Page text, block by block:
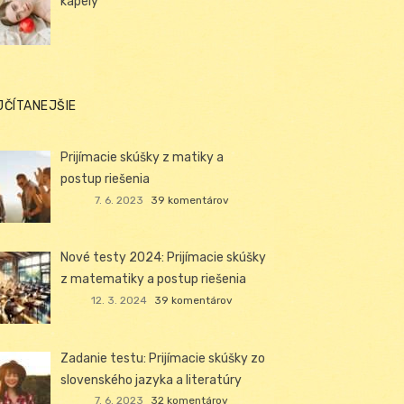
Prijímacie skúšky z matiky a
postup riešenia
7. 6. 2023 39 komentárov
Nové testy 2024: Prijímacie skúšky
z matematiky a postup riešenia
12. 3. 2024 39 komentárov
Zadanie testu: Prijímacie skúšky zo
slovenského jazyka a literatúry
7. 6. 2023 32 komentárov